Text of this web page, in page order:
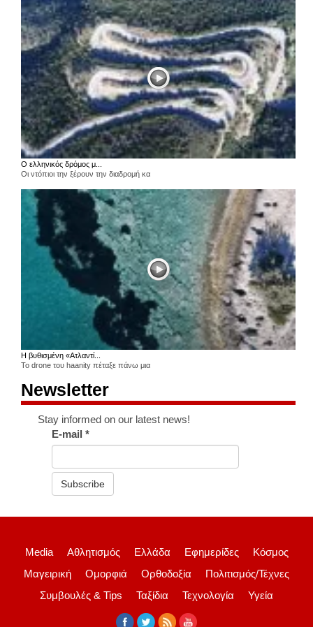
Ο ελληνικός δρόμος μ...
Οι ντόπιοι την ξέρουν την διαδρομή κα
Η βυθισμένη «Ατλαντί...
Το drone του haanity πέταξε πάνω μια
Newsletter
Stay informed on our latest news!
E-mail*
Subscribe
Media Αθλητισμός Ελλάδα Εφημερίδες
Κόσμος
Μαγειρική
Ομορφιά Ορθοδοξία
Πολιτισμός/Τέχνες
Συμβουλές & Tips
Ταξίδια Τεχνολογία Υγεία